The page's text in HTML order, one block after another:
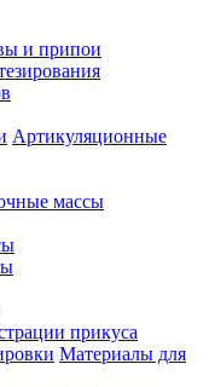
и припои
Артикуляционные
массы
прикуса
Материалы для